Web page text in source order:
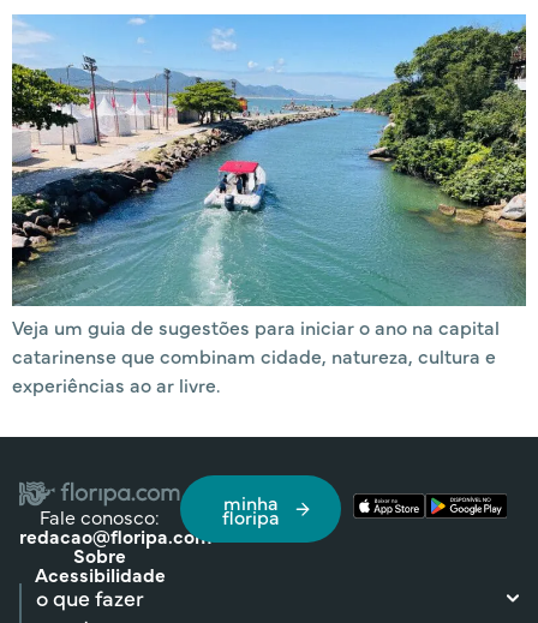
Veja um guia de sugestões para iniciar o ano na capital
catarinense que combinam cidade, natureza, cultura e
experiências ao ar livre.
Fale conosco:
redacao@floripa.com
Sobre
Acessibilidade
minha
floripa
o que fazer